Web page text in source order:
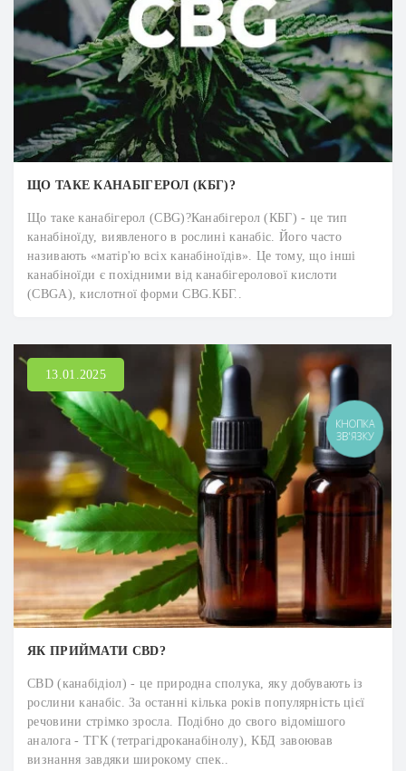
ЩО ТАКЕ КАНАБІГЕРОЛ (КБГ)?
Що таке канабігерол (CBG)?Канабігерол (КБГ) - це тип
канабіноїду, виявленого в рослині канабіс. Його часто
називають «матір'ю всіх канабіноїдів». Це тому, що інші
канабіноїди є похідними від канабігеролової кислоти
(CBGA), кислотної форми CBG.КБГ..
13.01.2025
ЯК ПРИЙМАТИ CBD?
CBD (канабідіол) - це природна сполука, яку добувають із
рослини канабіс. За останні кілька років популярність цієї
речовини стрімко зросла. Подібно до свого відомішого
аналога - ТГК (тетрагідроканабінолу), КБД завоював
визнання завдяки широкому спек..
КНОПКА
ЗВ'ЯЗКУ